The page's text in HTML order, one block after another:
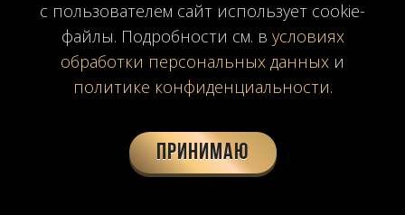
Armalio
с пользователем сайт использует cookie-
файлы. Подробности см. в условиях
обработки персональных данных и
политике конфиденциальности.
Принимаю